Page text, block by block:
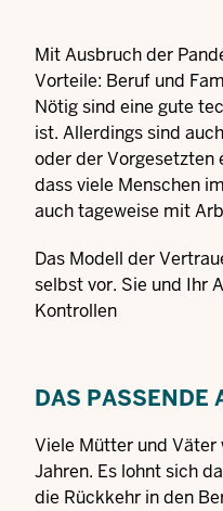
Mit Ausbruch der
Vorteile: Beruf und
Nötig sind eine gute
ist. Allerdings sind
oder der Vorgesetzten
dass viele Menschen
auch tageweise mit
Das Modell der
selbst vor. Sie und Ihr
Kontrollen
DAS PASSENDE
Viele Mütter und Väter
Jahren. Es lohnt sich
die Rückkehr in den